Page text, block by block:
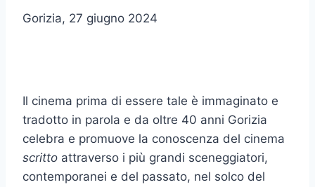
Gorizia, 27 giugno 2024
Il cinema prima di essere tale è immaginato e
tradotto in parola e da oltre 40 anni Gorizia
celebra e promuove la conoscenza del cinema
scritto attraverso i più grandi sceneggiatori,
contemporanei e del passato, nel solco del